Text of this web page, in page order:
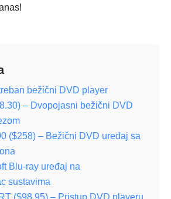
bežični DVD player
– Dvopojasni bežični DVD
($258) – Bežični DVD uređaj sa
Blu-ray uređaj na
sustavima